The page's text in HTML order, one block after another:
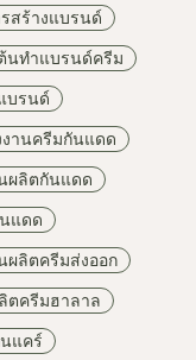
สร้างแบรนด์
นทำแบรนด์ครีม
บรนด์
งานครีมกันแดด
ผลิตกันแดด
แดด
ผลิตครีมส่งออก
ตครีมฮาลาล
แคร์